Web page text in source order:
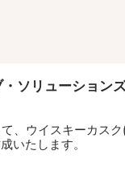
ソリューション
、ウイスキーカス
いたします。